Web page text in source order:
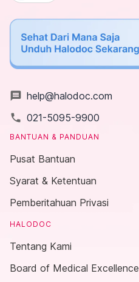
message help@halodoc.com
local_phone 021-5095-9900
BANTUAN & PANDUAN
Pusat Bantuan
Syarat & Ketentuan
Pemberitahuan Privasi
HALODOC
Tentang Kami
Board of Medical Excellence